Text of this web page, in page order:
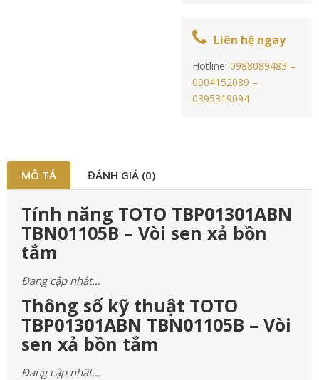
Liên hệ ngay
Hotline:0988089483 –
0904152089 –
0395319094
MÔ TẢ ĐÁNH GIÁ (0)
Tính năng TOTO TBP01301ABN
TBN01105B – Vòi sen xả bồn
tắm
Đang cập nhật…
Thông số kỹ thuật TOTO
TBP01301ABN TBN01105B – Vòi
sen xả bồn tắm
Đang cập nhật…